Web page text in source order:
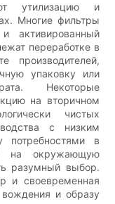
утилизацию и
Многие фильтры
активированный
переработке в
упаковку или
Некоторые
на вторичном
чистых
с низким
в
на окружающую
разумный выбор.
и своевременная
и образу